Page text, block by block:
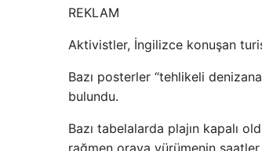
REKLAM
Aktivistler, İngilizce konuşan
Bazı posterler “tehlikeli
bulundu.
Bazı tabelalarda plajın kapalı
rağmen oraya yürümenin saatler